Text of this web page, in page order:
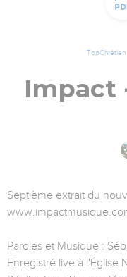
TopChrétien
Impact
Septième extrait du
Paroles et Musique :
Enregistré live à l'Église